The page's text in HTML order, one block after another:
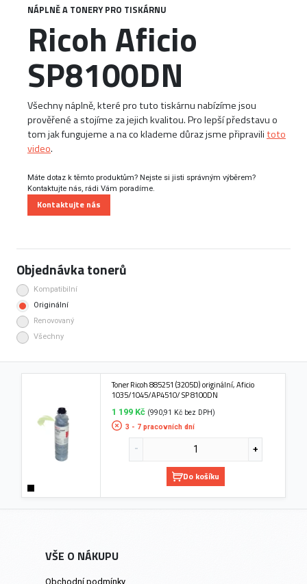
NÁPLNĚ A TONERY PRO TISKÁRNU
Ricoh Aficio
SP8100DN
Všechny náplně, které pro tuto tiskárnu nabízíme jsou
prověřené a stojíme za jejich kvalitou. Pro lepší představu o
tom jak fungujeme a na co klademe důraz jsme připravilitoto
video.
Máte dotaz k těmto produktům? Nejste si jisti správným výběrem?
Kontaktujte nás, rádi Vám poradíme.
Kontaktujte nás
Objednávka tonerů
Kompatibilní
Originální
Renovovaný
Všechny
Toner Ricoh 885251 (3205D) originální, Aficio
1035/1045/AP4510/ SP 8100DN
1 199 Kč (990,91 Kč bez DPH)
3 - 7 pracovních dní
Do košíku
VŠE O NÁKUPU
Obchodní podmínky